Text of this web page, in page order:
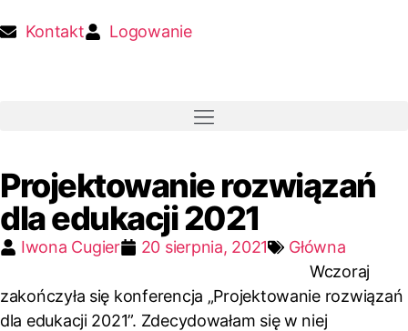
Kontakt Logowanie
Projektowanie rozwiązań
dla edukacji 2021
Iwona Cugier 20 sierpnia, 2021
Główna
Wczoraj
zakończyła się konferencja „Projektowanie rozwiązań
dla edukacji 2021”. Zdecydowałam się w niej